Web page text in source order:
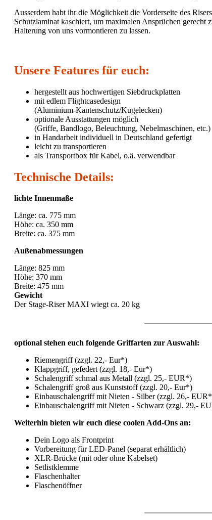
Ausserdem habt ihr die Möglichkeit die Vorderseite des
Schutzlaminat kaschiert, um maximalen Ansprüchen
Halterung von uns vormontieren zu lassen.
Unsere Features für euch:
hergestellt aus hochwertigen Siebdruckplatten
mit edlem Flightcasedesign
(Aluminium-Kantenschutz/Kugelecken)
optionale Ausstattungen möglich
(Griffe, Bandlogo, Beleuchtung, Nebelmaschinen, etc.)
in Handarbeit individuell in Deutschland gefertigt
leicht zu transportieren
als Transportbox für Kabel, o.ä. verwendbar
Technische Details:
lichte Innenmaße
Länge: ca. 775 mm
Höhe: ca. 350 mm
Breite: ca. 375 mm
Außenabmessungen
Länge: 825 mm
Höhe: 370 mm
Breite: 475 mm
Gewicht
Der Stage-Riser MAXI wiegt ca. 20 kg
optional stehen euch folgende Griffarten zur Auswahl:
Riemengriff (zzgl. 22,- Eur*)
Klappgriff, gefedert (zzgl. 18,- Eur*)
Schalengriff schmal aus Metall (zzgl. 25,- EUR*)
Schalengriff groß aus Kunststoff (zzgl. 20,- Eur*)
Einbauschalengriff mit Nieten - Silber (zzgl. 26,-
Einbauschalengriff mit Nieten - Schwarz (zzgl. 29,-
Weiterhin bieten wir euch diese coolen Add-Ons an:
Dein Logo als Frontprint
Vorbereitung für LED-Panel (separat erhältlich)
XLR-Brücke (mit oder ohne Kabelset)
Setlistklemme
Flaschenhalter
Flaschenöffner